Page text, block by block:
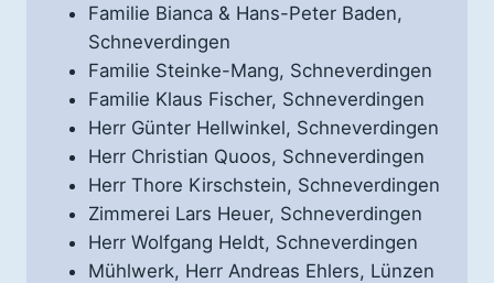
Familie Bianca & Hans-Peter Baden,
Schneverdingen
Familie Steinke-Mang, Schneverdingen
Familie Klaus Fischer, Schneverdingen
Herr Günter Hellwinkel, Schneverdingen
Herr Christian Quoos, Schneverdingen
Herr Thore Kirschstein, Schneverdingen
Zimmerei Lars Heuer, Schneverdingen
Herr Wolfgang Heldt, Schneverdingen
Mühlwerk, Herr Andreas Ehlers, Lünzen